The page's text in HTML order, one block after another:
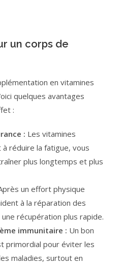
un corps de
en vitamines
quelques avantages
:
: Les vitamines
réduire la fatigue, vous
plus longtemps et plus
un effort physique
à la réparation des
récupération plus rapide.
immunitaire : Un bon
primordial pour éviter les
maladies, surtout en